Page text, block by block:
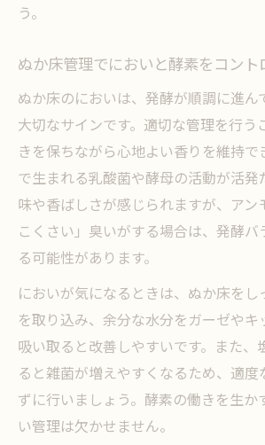
う。
ぬか床管理でにおいと酵素をコント
ぬか床のにおいは、発酵が順調に進ん
大切なサインです。適切な管理を行う
きを保ちながら心地よい香りを維持で
で生まれる乳酸菌や酵母の活動が活発
味や香ばしさが感じられますが、アン
こくさい」臭いがする場合は、発酵バ
る可能性があります。
においが気になるときは、ぬか床をし
を取り込み、余分な水分をガーゼやキ
吸い取ると改善しやすいです。また、
ると雑菌が増えやすくなるため、適
ずに行いましょう。酵素の働きを生か
い管理は欠かせません。